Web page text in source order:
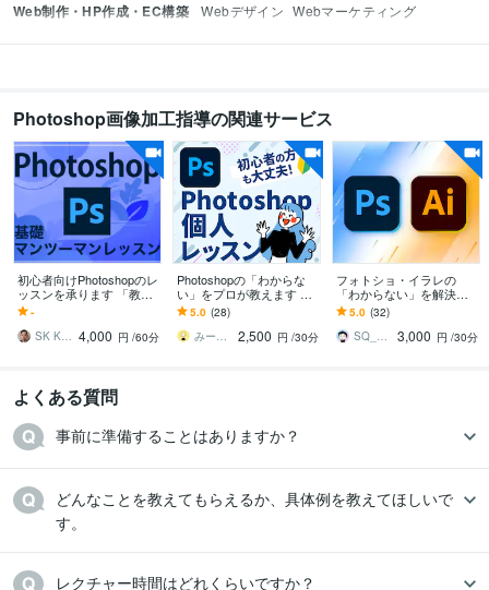
Web制作・HP作成・EC構築 Webデザイン Webマーケティング
Photoshop画像加工指導の関連サービス
初心者向けPhotoshopのレ
ッスンを承ります 「教科
書通りにはいかない」15
年の実務経験で解決しま
す。
-
SK KGS 4,000 円 /60分
Photoshopの「わからな
い」をプロが教えます 現
役Webデザイナーが基本
操作からコツやポイント
等を教えます
5.0 (28)
みーこ＠グラフィック×Webデザイナー
2,500 円 /30分
フォトショ・イラレの
「わからない」を解決し
ます 現役Webデザイナー
がデザインツールのお悩
みを解決！
5.0 (32)
SQ_designnn
3,000 円 /30分
よくある質問
事前に準備することはありますか？
どんなことを教えてもらえるか、具体例を教えてほしいで
す。
レクチャー時間はどれくらいですか？